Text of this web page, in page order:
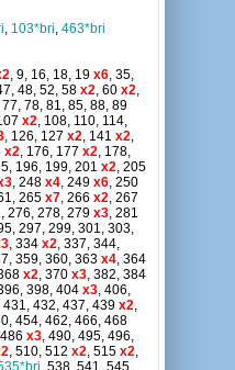
, 103*bri, 463*bri
, 9, 16, 18, 19 x6, 35,
48, 52, 58 x2, 60 x2,
78, 81, 85, 88, 89
x2, 108, 110, 114,
, 126, 127 x2, 141 x2,
x2, 176, 177 x2, 178,
196, 199, 201 x2, 205
, 248 x4, 249 x6, 250
265 x7, 266 x2, 267
276, 278, 279 x3, 281
297, 299, 301, 303,
, 334 x2, 337, 344,
359, 360, 363 x4, 364
x2, 370 x3, 382, 384
398, 404 x3, 406,
431, 432, 437, 439 x2,
454, 462, 466, 468
x3, 490, 495, 496,
, 510, 512 x2, 515 x2,
, 538, 541, 545,